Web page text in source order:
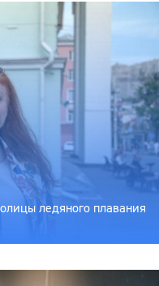
ледяного плавания